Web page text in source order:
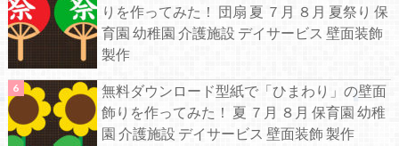
りを作ってみた！ 団扇 夏 ７月 ８月 夏祭り 保
育園 幼稚園 介護施設 デイサービス 壁面装飾
製作
無料ダウンロード型紙で「ひまわり」の壁面
飾りを作ってみた！ 夏 ７月 ８月 保育園 幼稚
園 介護施設 デイサービス 壁面装飾 製作